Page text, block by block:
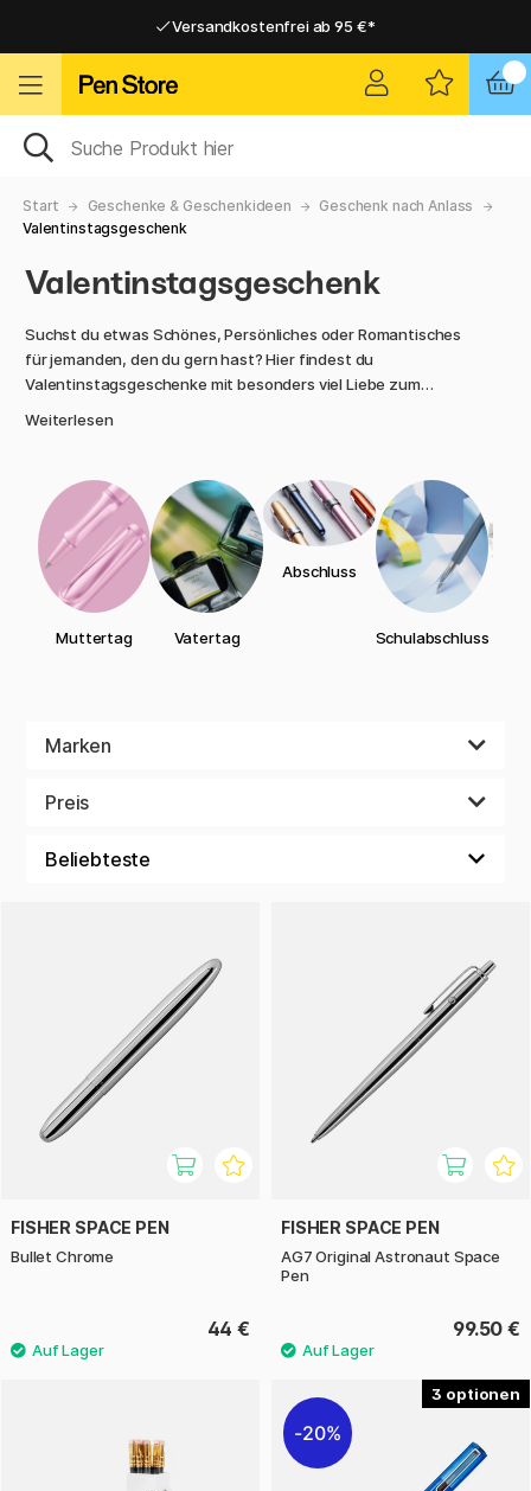
Versandkostenfrei ab 95 €*
Versandkostenfrei ab 95 €*
Start Geschenke & Geschenkideen
Geschenk nach Anlass
Valentinstagsgeschenk
Valentinstagsgeschenk
Suchst du etwas Schönes, Persönliches oder Romantisches
für jemanden, den du gern hast? Hier findest du
Valentinstagsgeschenke mit besonders viel Liebe zum
Weiterlesen
Muttertag Vatertag
Abschluss
Schulabschluss
Marken
Preis
FISHER SPACE PEN
Bullet Chrome
44 €
FISHER SPACE PEN
AG7 Original Astronaut Space
Pen
99.50 €
3
20%